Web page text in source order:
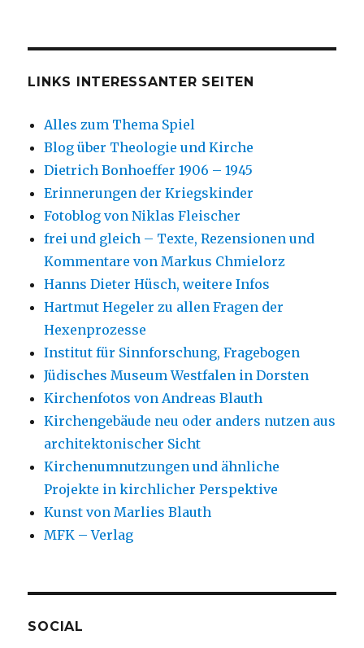
LINKS INTERESSANTER SEITEN
Alles zum Thema Spiel
Blog über Theologie und Kirche
Dietrich Bonhoeffer 1906 – 1945
Erinnerungen der Kriegskinder
Fotoblog von Niklas Fleischer
frei und gleich – Texte, Rezensionen und
Kommentare von Markus Chmielorz
Hanns Dieter Hüsch, weitere Infos
Hartmut Hegeler zu allen Fragen der
Hexenprozesse
Institut für Sinnforschung, Fragebogen
Jüdisches Museum Westfalen in Dorsten
Kirchenfotos von Andreas Blauth
Kirchengebäude neu oder anders nutzen aus
architektonischer Sicht
Kirchenumnutzungen und ähnliche
Projekte in kirchlicher Perspektive
Kunst von Marlies Blauth
MFK – Verlag
SOCIAL